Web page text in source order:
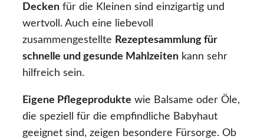
Decken für die Kleinen sind einzigartig und
wertvoll. Auch eine liebevoll
zusammengestellte Rezeptesammlung für
schnelle und gesunde Mahlzeiten kann sehr
hilfreich sein.
Eigene Pflegeprodukte wie Balsame oder Öle,
die speziell für die empfindliche Babyhaut
geeignet sind, zeigen besondere Fürsorge. Ob